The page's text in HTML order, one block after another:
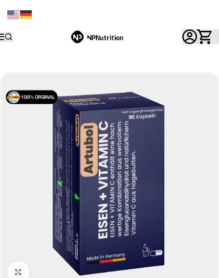
Click to enlarge